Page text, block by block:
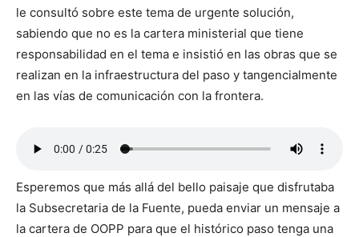
le consultó sobre este tema de urgente solución,
sabiendo que no es la cartera ministerial que tiene
responsabilidad en el tema e insistió en las obras que se
realizan en la infraestructura del paso y tangencialmente
en las vías de comunicación con la frontera.
Esperemos que más allá del bello paisaje que disfrutaba
la Subsecretaria de la Fuente, pueda enviar un mensaje a
la cartera de OOPP para que el histórico paso tenga una